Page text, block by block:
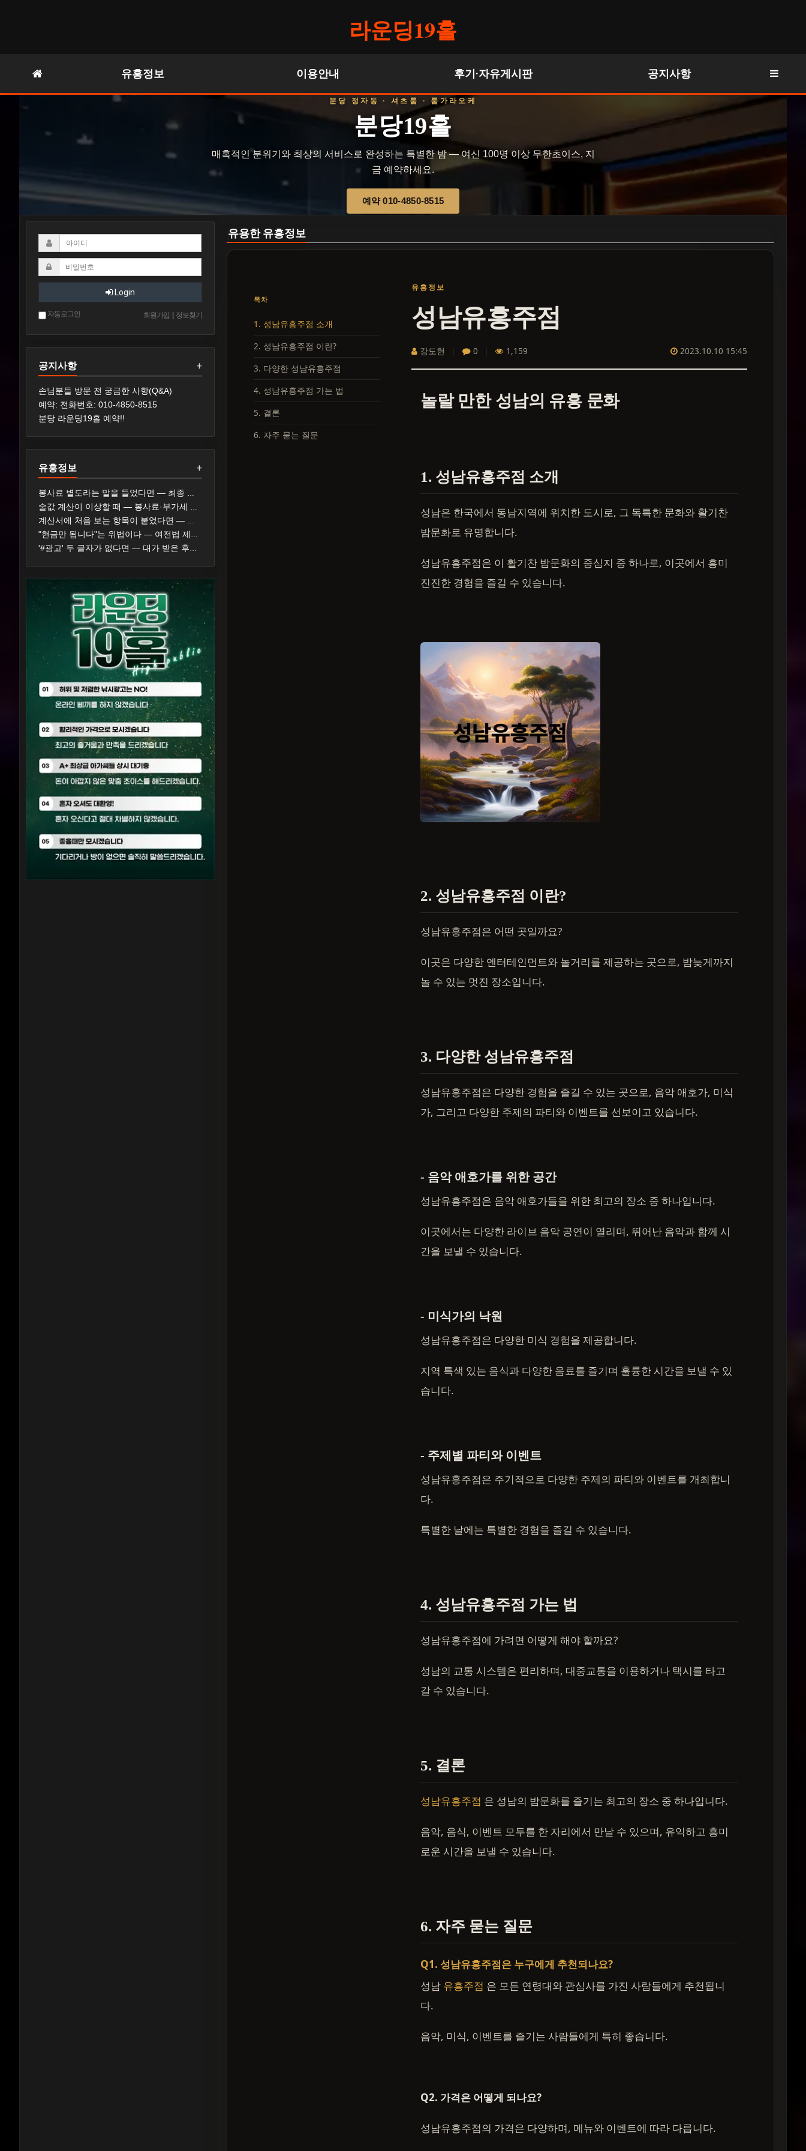
라운딩19홀
유흥정보 이용안내 후기·자유게시판 공지사항
분당 정자동 · 셔츠룸 · 룸가라오케
분당19홀
매혹적인 분위기와 최상의 서비스로 완성하는 특별한 밤 — 여신 100명 이상 무한초이스, 지
금 예약하세요.
예약 010-4850-8515
유용한 유흥정보
목차
1. 성남유흥주점 소개
2. 성남유흥주점 이란?
3. 다양한 성남유흥주점
4. 성남유흥주점 가는 법
5. 결론
6. 자주 묻는 질문
유흥정보
성남유흥주점
강도현 0 1,159 2023.10.10 15:45
놀랄 만한 성남의 유흥 문화
1. 성남유흥주점 소개
성남은 한국에서 동남지역에 위치한 도시로, 그 독특한 문화와 활기찬
밤문화로 유명합니다.
성남유흥주점은 이 활기찬 밤문화의 중심지 중 하나로, 이곳에서 흥미
진진한 경험을 즐길 수 있습니다.
2. 성남유흥주점 이란?
성남유흥주점은 어떤 곳일까요?
이곳은 다양한 엔터테인먼트와 놀거리를 제공하는 곳으로, 밤늦게까지
놀 수 있는 멋진 장소입니다.
3. 다양한 성남유흥주점
성남유흥주점은 다양한 경험을 즐길 수 있는 곳으로, 음악 애호가, 미식
가, 그리고 다양한 주제의 파티와 이벤트를 선보이고 있습니다.
- 음악 애호가를 위한 공간
성남유흥주점은 음악 애호가들을 위한 최고의 장소 중 하나입니다.
이곳에서는 다양한 라이브 음악 공연이 열리며, 뛰어난 음악과 함께 시
간을 보낼 수 있습니다.
- 미식가의 낙원
성남유흥주점은 다양한 미식 경험을 제공합니다.
지역 특색 있는 음식과 다양한 음료를 즐기며 훌륭한 시간을 보낼 수 있
습니다.
- 주제별 파티와 이벤트
성남유흥주점은 주기적으로 다양한 주제의 파티와 이벤트를 개최합니
다.
특별한 날에는 특별한 경험을 즐길 수 있습니다.
4. 성남유흥주점 가는 법
성남유흥주점에 가려면 어떻게 해야 할까요?
성남의 교통 시스템은 편리하며, 대중교통을 이용하거나 택시를 타고
갈 수 있습니다.
5. 결론
성남유흥주점 은 성남의 밤문화를 즐기는 최고의 장소 중 하나입니다.
음악, 음식, 이벤트 모두를 한 자리에서 만날 수 있으며, 유익하고 흥미
로운 시간을 보낼 수 있습니다.
6. 자주 묻는 질문
Q1. 성남유흥주점은 누구에게 추천되나요?
성남 유흥주점 은 모든 연령대와 관심사를 가진 사람들에게 추천됩니
다.
음악, 미식, 이벤트를 즐기는 사람들에게 특히 좋습니다.
Q2. 가격은 어떻게 되나요?
성남유흥주점의 가격은 다양하며, 메뉴와 이벤트에 따라 다릅니다.
Login
자동로그인 회원가입 정보찾기
+
공지사항
손님분들 방문 전 궁금한 사항(Q&A)
예약: 전화번호: 010-4850-8515
분당 라운딩19홀 예약!!
+
유흥정보
봉사료 별도라는 말을 들었다면 — 최종 지불 가격 표시와 확인 순서
술값 계산이 이상할 때 — 봉사료·부가세 표기와 확인 순서
계산서에 처음 보는 항목이 붙었다면 — 가격표 게시 의무와 대응 순서
"현금만 됩니다"는 위법이다 — 여전법 제19조와 신고 두 갈래
'#광고' 두 글자가 없다면 — 대가 받은 후기의 표시 기준과 제재